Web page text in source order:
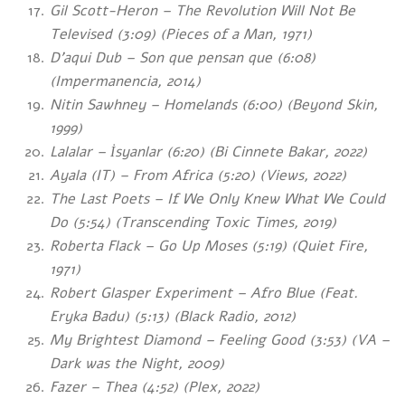
Gil Scott-Heron – The Revolution Will Not Be
Televised (3:09) (Pieces of a Man, 1971)
D’aqui Dub – Son que pensan que (6:08)
(Impermanencia, 2014)
Nitin Sawhney – Homelands (6:00) (Beyond Skin,
1999)
Lalalar – İsyanlar (6:20) (Bi Cinnete Bakar, 2022)
Ayala (IT) – From Africa (5:20) (Views, 2022)
The Last Poets – If We Only Knew What We Could
Do (5:54) (Transcending Toxic Times, 2019)
Roberta Flack – Go Up Moses (5:19) (Quiet Fire,
1971)
Robert Glasper Experiment – Afro Blue (Feat.
Eryka Badu) (5:13) (Black Radio, 2012)
My Brightest Diamond – Feeling Good (3:53) (VA –
Dark was the Night, 2009)
Fazer – Thea (4:52) (Plex, 2022)